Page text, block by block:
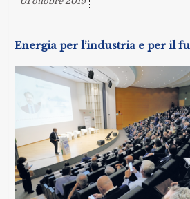
Energia per l’industria e per il